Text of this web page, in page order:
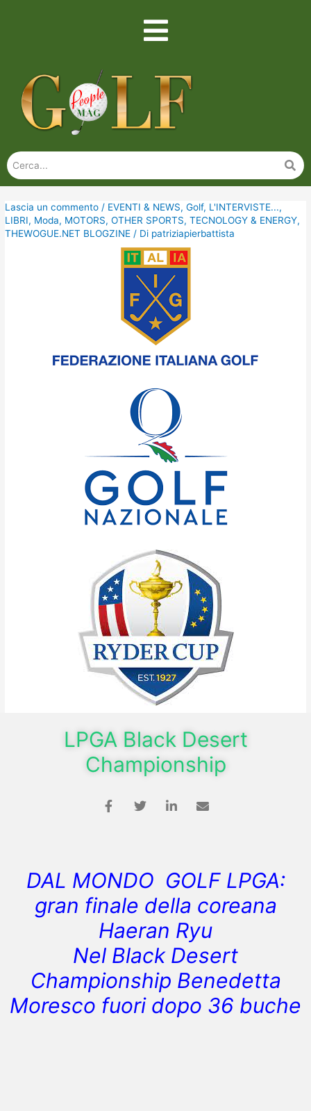
Lascia un commento / EVENTI & NEWS,Golf, L'INTERVISTE...,
LIBRI, Moda, MOTORS,OTHER SPORTS,TECNOLOGY & ENERGY,
THEWOGUE.NET BLOGZINE / Di patriziapierbattista
LPGA Black Desert
Championship
DAL MONDO GOLF LPGA:
gran finale della coreana
Haeran Ryu
Nel Black Desert
Championship Benedetta
Moresco fuori dopo 36 buche